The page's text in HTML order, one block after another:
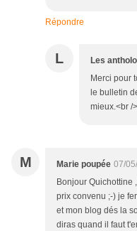
Répondre
L Les
Merci pour
le bulletin
mieux.<br /
M Marie poupée 07/
Bonjour Quichottine
prix convenu ;-) je
et mon blog dés la
diras quand il faut